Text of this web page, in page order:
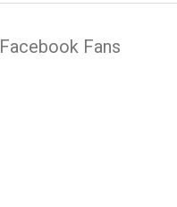
Facebook Fans